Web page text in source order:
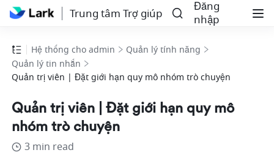
Trung tâm Trợ giúp
Đăng
nhập
Hệ thống cho admin
Quản lý tính năng
Quản lý tin nhắn
Quản trị viên | Đặt giới hạn quy mô nhóm trò chuyện
Quản trị viên | Đặt giới hạn quy mô
nhóm trò chuyện
3 min read